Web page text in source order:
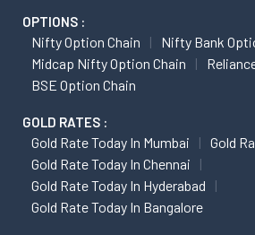
OPTIONS :
Nifty Option Chain
Nifty Bank
Midcap Nifty Option Chain
BSE Option Chain
GOLD RATES :
Gold Rate Today In Mumbai
Gold
Gold Rate Today In Chennai
Gold Rate Today In Hyderabad
Gold Rate Today In Bangalore